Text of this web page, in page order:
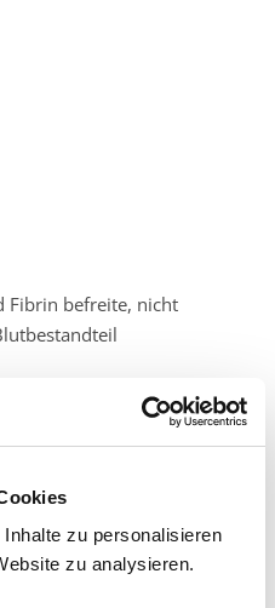
zu personalisieren
zu analysieren.
Fibrin befreite, nicht